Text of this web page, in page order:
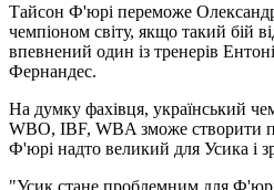
Тайсон Ф'юрі переможе
чемпіоном світу, якщо такий бій
впевнений один із тренерів
Фернандес.
На думку фахівця, український
WBO, IBF, WBA зможе створити
Ф'юрі надто великий для Усика і
"Усик стане проблемним для